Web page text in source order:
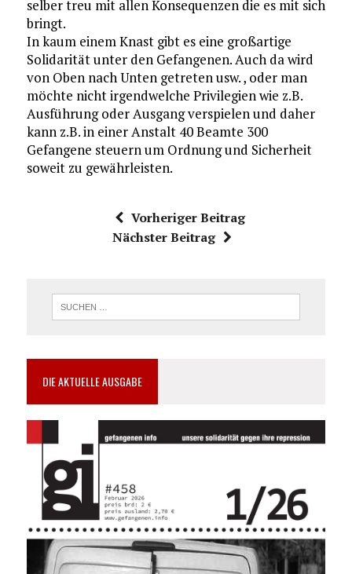
selber treu mit allen Konsequenzen die es mit sich
bringt.
In kaum einem Knast gibt es eine großartige
Solidarität unter den Gefangenen. Auch da wird
von Oben nach Unten getreten usw. , oder man
möchte nicht irgendwelche Privilegien wie z.B.
Ausführung oder Ausgang verspielen und daher
kann z.B. in einer Anstalt 40 Beamte 300
Gefangene steuern um Ordnung und Sicherheit
soweit zu gewährleisten.
Vorheriger Beitrag
Nächster Beitrag
DIE AKTUELLE AUSGABE